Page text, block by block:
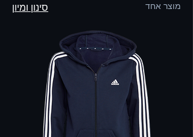
מוצר אחד סינון ומיון